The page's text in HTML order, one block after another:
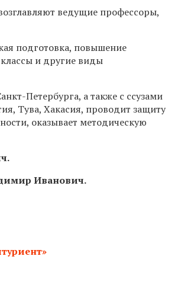
ведущие профессоры,
подготовка, повышение
и другие виды
Петербурга, а также с ссузами
Тува, Хакасия, проводит защиту
оказывает методическую
.
Иванович.